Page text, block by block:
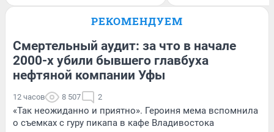
РЕКОМЕНДУЕМ
Смертельный аудит: за что в начале
2000-х убили бывшего главбуха
нефтяной компании Уфы
12 часов 8 507 2
«Так неожиданно и приятно». Героиня мема вспомнила
о съемках с гуру пикапа в кафе Владивостока